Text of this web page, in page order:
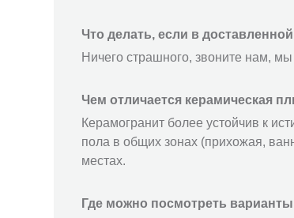
Что делать, если в
Ничего страшного, звоните нам,
Чем отличается керамическая
Керамогранит более устойчив к
пола в общих зонах (прихожая,
местах.
Где можно посмотреть